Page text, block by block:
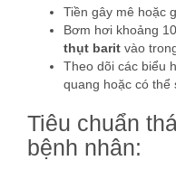
Tiền gây mê hoặc
Bơm hơi khoảng
thụt barit vào
Theo dõi các biểu
quang hoặc có thể
Tiêu chuẩn
bệnh nhân: